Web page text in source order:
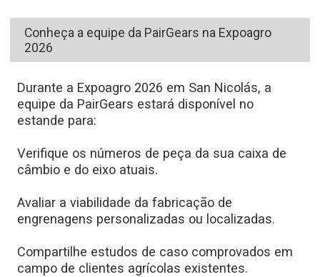
Conheça a equipe da PairGears na Expoagro
2026
Durante a Expoagro 2026 em San Nicolás, a
equipe da PairGears estará disponível no
estande para:
Verifique os números de peça da sua caixa de
câmbio e do eixo atuais.
Avaliar a viabilidade da fabricação de
engrenagens personalizadas ou localizadas.
Compartilhe estudos de caso comprovados em
campo de clientes agrícolas existentes.